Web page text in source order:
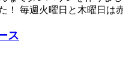
！ 毎週火曜日と木曜日は
ス